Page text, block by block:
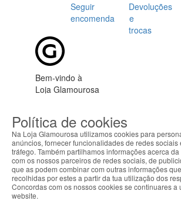
Seguir
encomenda
Devoluções
e
trocas
Bem-vindo à
Loja Glamourosa
Iniciar sessão
As suas preferências
Política de cookies
Na Loja Glamourosa utilizamos cookies para
anúncios, fornecer funcionalidades de redes sociais
tráfego. Também partilhamos informações acerca
com os nossos parceiros de redes sociais, de
que as podem combinar com outras informações
recolhidas por estes a partir da tua utilização dos
Concordas com os nossos cookies se continuares a
website.